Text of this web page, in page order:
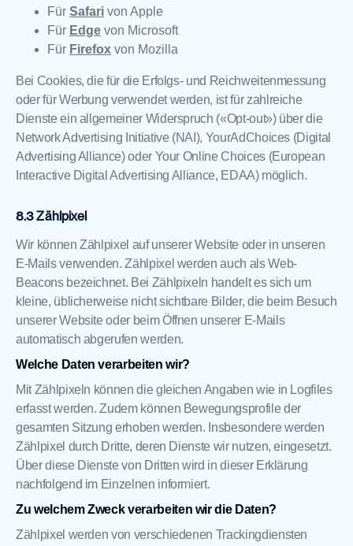
Für Safari von Apple
Für Edge von Microsoft
Für Firefox von Mozilla
Bei Cookies, die für die Erfolgs- und Reichweitenmessung
oder für Werbung verwendet werden, ist für zahlreiche
Dienste ein allgemeiner Widerspruch («Opt-out») über die
Network Advertising Initiative (NAI), YourAdChoices (Digital
Advertising Alliance) oder Your Online Choices (European
Interactive Digital Advertising Alliance, EDAA) möglich.
Zählpixel
Wir können Zählpixel auf unserer Website oder in unseren
E-Mails verwenden. Zählpixel werden auch als Web-
Beacons bezeichnet. Bei Zählpixeln handelt es sich um
kleine, üblicherweise nicht sichtbare Bilder, die beim Besuch
unserer Website oder beim Öffnen unserer E-Mails
automatisch abgerufen werden.
Welche Daten verarbeiten wir?
Mit Zählpixeln können die gleichen Angaben wie in Logfiles
erfasst werden. Zudem können Bewegungsprofile der
gesamten Sitzung erhoben werden. Insbesondere werden
Zählpixel durch Dritte, deren Dienste wir nutzen, eingesetzt.
Über diese Dienste von Dritten wird in dieser Erklärung
nachfolgend im Einzelnen informiert.
Zu welchem Zweck verarbeiten wir die Daten?
Zählpixel werden von verschiedenen Trackingdiensten